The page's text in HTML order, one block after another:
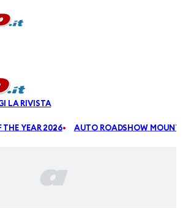
LA RIVISTA
THE YEAR 2026 AUTO ROADSHOW